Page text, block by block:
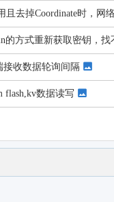
且去掉Coordinate时，网
的方式重新获取密钥，
接收数据轮询间隔
flash,kv数据读写